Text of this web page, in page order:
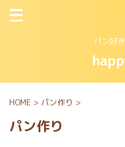
パン好
HOME > パン作り >
パン作り